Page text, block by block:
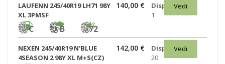
LAUFENN 245/40R19 LH71 98Y
XL 3PMSF
C B 72
140,00 €
Disponibili:
1
Vedi
NEXEN 245/40R19 N'BLUE
4SEASON 2 98Y XL M+S(CZ)
142,00 €
Disponibili:
20
Vedi